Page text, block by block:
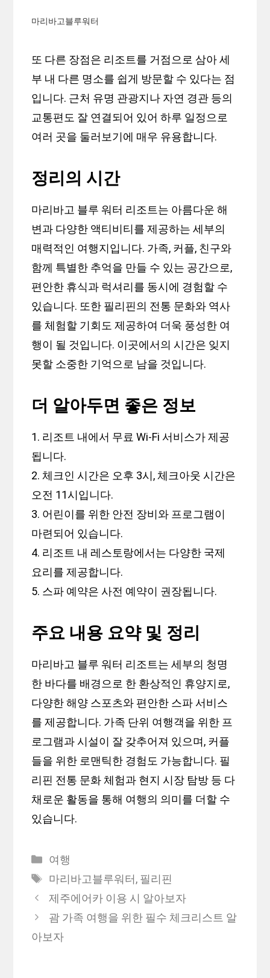
마리바고블루워터
또 다른 장점은 리조트를 거점으로 삼아 세
부 내 다른 명소를 쉽게 방문할 수 있다는 점
입니다. 근처 유명 관광지나 자연 경관 등의
교통편도 잘 연결되어 있어 하루 일정으로
여러 곳을 둘러보기에 매우 유용합니다.
정리의 시간
마리바고 블루 워터 리조트는 아름다운 해
변과 다양한 액티비티를 제공하는 세부의
매력적인 여행지입니다. 가족, 커플, 친구와
함께 특별한 추억을 만들 수 있는 공간으로,
편안한 휴식과 럭셔리를 동시에 경험할 수
있습니다. 또한 필리핀의 전통 문화와 역사
를 체험할 기회도 제공하여 더욱 풍성한 여
행이 될 것입니다. 이곳에서의 시간은 잊지
못할 소중한 기억으로 남을 것입니다.
더 알아두면 좋은 정보
1. 리조트 내에서 무료 Wi-Fi 서비스가 제공
됩니다.
2. 체크인 시간은 오후 3시, 체크아웃 시간은
오전 11시입니다.
3. 어린이를 위한 안전 장비와 프로그램이
마련되어 있습니다.
4. 리조트 내 레스토랑에서는 다양한 국제
요리를 제공합니다.
5. 스파 예약은 사전 예약이 권장됩니다.
주요 내용 요약 및 정리
마리바고 블루 워터 리조트는 세부의 청명
한 바다를 배경으로 한 환상적인 휴양지로,
다양한 해양 스포츠와 편안한 스파 서비스
를 제공합니다. 가족 단위 여행객을 위한 프
로그램과 시설이 잘 갖추어져 있으며, 커플
들을 위한 로맨틱한 경험도 가능합니다. 필
리핀 전통 문화 체험과 현지 시장 탐방 등 다
채로운 활동을 통해 여행의 의미를 더할 수
있습니다.
Categories
여행
Tags
마리바고블루워터, 필리핀
제주에어카 이용 시 알아보자
괌 가족 여행을 위한 필수 체크리스트 알
아보자